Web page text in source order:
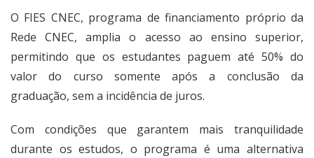
O FIES CNEC, programa de financiamento próprio da
Rede CNEC, amplia o acesso ao ensino superior,
permitindo que os estudantes paguem até 50% do
valor do curso somente após a conclusão da
graduação, sem a incidência de juros.
Com condições que garantem mais tranquilidade
durante os estudos, o programa é uma alternativa